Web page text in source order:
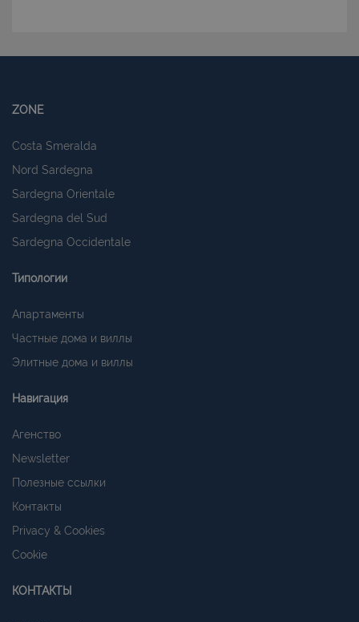
ZONE
Costa Smeralda
Nord Sardegna
Sardegna Orientale
Sardegna del Sud
Sardegna Occidentale
Типологии
Апартаменты
Частные дома и виллы
Элитные дома и виллы
Навигация
Агенство
Newsletter
Полезные ссылки
Контакты
Privacy & Cookies
Cookie
КОНТАКТЫ